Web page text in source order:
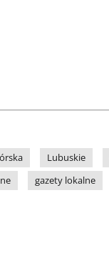
Lubuskie
gazety lokalne